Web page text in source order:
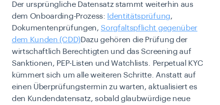
Der ursprüngliche Datensatz stammt weiterhin aus
dem Onboarding-Prozess: Identitätsprüfung,
Dokumentenprüfungen, Sorgfaltspflicht gegenüber
dem Kunden (CDD)Dazu gehören die Prüfung der
wirtschaftlich Berechtigten und das Screening auf
Sanktionen, PEP-Listen und Watchlists. Perpetual KYC
kümmert sich um alle weiteren Schritte. Anstatt auf
einen Überprüfungstermin zu warten, aktualisiert es
den Kundendatensatz, sobald glaubwürdige neue